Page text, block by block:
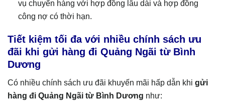
vụ chuyển hàng với hợp đồng lâu dài và hợp đồng
công nợ có thời hạn.
Tiết kiệm tối đa với nhiều chính sách ưu
đãi khi gửi hàng đi Quảng Ngãi từ Bình
Dương
Có nhiều chính sách ưu đãi khuyến mãi hấp dẫn khi gửi
hàng đi Quảng Ngãi từ Bình Dương như: